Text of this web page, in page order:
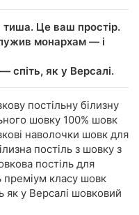
Це ваш простір.
монархам — і
спіть, як у Версалі.
постільну білизну
шовку 100% шовк
наволочки шовк для
постіль з шовку з
постіль для
преміум класу шовк
як у Версалі шовковий